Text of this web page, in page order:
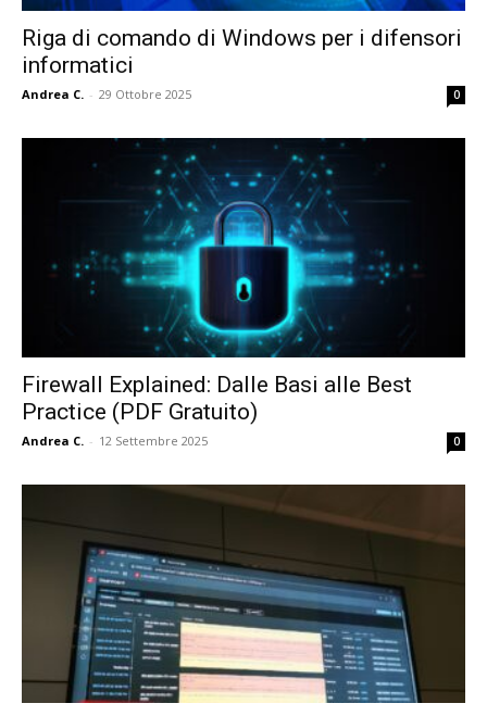
Riga di comando di Windows per i difensori
informatici
Andrea C. - 29 Ottobre 2025 0
Firewall Explained: Dalle Basi alle Best
Practice (PDF Gratuito)
Andrea C. - 12 Settembre 2025 0